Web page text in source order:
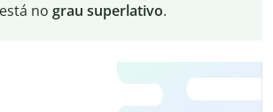
no grau superlativo.